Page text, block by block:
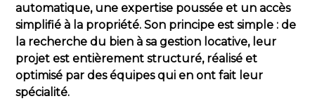
automatique, une expertise poussée et un accès
simplifié à la propriété. Son principe est simple : de
la recherche du bien à sa gestion locative, leur
projet est entièrement structuré, réalisé et
optimisé par des équipes qui en ont fait leur
spécialité.